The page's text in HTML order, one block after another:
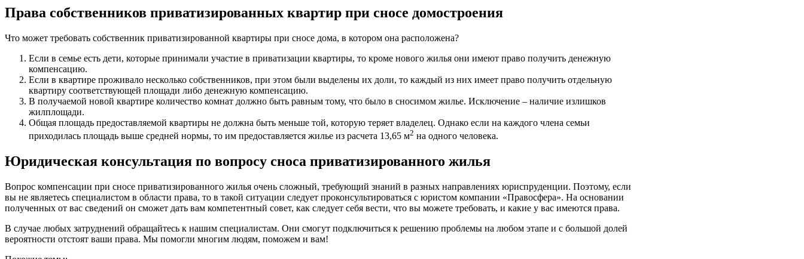
Права собственников приватизированных квартир при сносе домостроения
Что может требовать собственник приватизированной квартиры при сносе дома, в котором она расположена?
Если в семье есть дети, которые принимали участие в приватизации квартиры, то кроме нового жилья они имеют право получить денежную
компенсацию.
Если в квартире проживало несколько собственников, при этом были выделены их доли, то каждый из них имеет право получить отдельную
квартиру соответствующей площади либо денежную компенсацию.
В получаемой новой квартире количество комнат должно быть равным тому, что было в сносимом жилье. Исключение – наличие излишков
жилплощади.
Общая площадь предоставляемой квартиры не должна быть меньше той, которую теряет владелец. Однако если на каждого члена семьи
приходилась площадь выше средней нормы, то им предоставляется жилье из расчета 13,65 м2 на одного человека.
Юридическая консультация по вопросу сноса приватизированного жилья
Вопрос компенсации при сносе приватизированного жилья очень сложный, требующий знаний в разных направлениях юриспруденции. Поэтому, если
вы не являетесь специалистом в области права, то в такой ситуации следует проконсультироваться с юристом компании «Правосфера». На основании
полученных от вас сведений он сможет дать вам компетентный совет, как следует себя вести, что вы можете требовать, и какие у вас имеются права.
В случае любых затруднений обращайтесь к нашим специалистам. Они смогут подключиться к решению проблемы на любом этапе и с большой долей
вероятности отстоят ваши права. Мы помогли многим людям, поможем и вам!